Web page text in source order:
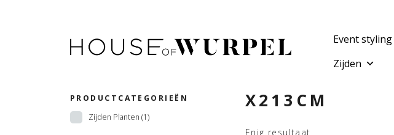
Event styling
Zijden
PRODUCTCATEGORIEËN
Zijden Planten (1)
X213CM
Enig resultaat